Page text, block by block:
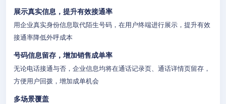
展示真实信息，提升有效接通率
用企业真实身份信息取代陌生号码，在用户终端进行展示，提升有效
接通率降低外呼成本
号码信息留存，增加销售成单率
无论电话接通与否，企业信息均将在通话记录页、通话详情页留存，
方便用户回拨，增加成单机会
多场景覆盖